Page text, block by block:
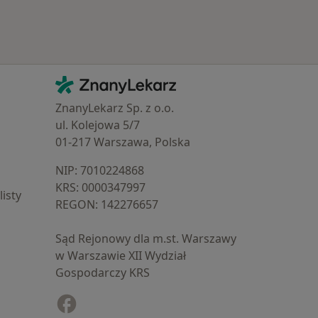
Kontakt
ZnanyLekarz - Strona główna
ZnanyLekarz Sp. z o.o.
ul. Kolejowa 5/7
01-217 Warszawa, Polska
NIP: ⁠7010224868
KRS: ⁠0000347997
REGON: ⁠142276657
Sąd Rejonowy dla m.st. Warszawy
w Warszawie XII Wydział
Gospodarczy KRS